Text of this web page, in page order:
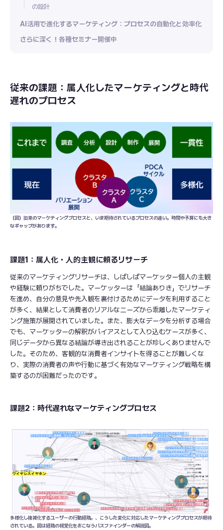
の設計
AI活用で進化するマーケティング：プロセスの自動化と効率化
さらに深く！各種セミナー開催中
従来の課題：属人化したマーケティングと時代
遅れのプロセス
（図）旧来のマーケティングプロセスと、いま期待されているプロセスの違い。時間や予算にも大き
なギャップがあります。
課題1：属人化・人的主観に頼るリサーチ
従来のマーケティングリサーチは、しばしばマーケッター個人の主観
や経験に頼りがちでした。マーケッターは「結論ありき」でリサーチ
を進め、自分の意見や先入観を裏付けるためにデータを利用すること
が多く、結果として消費者のリアルなニーズから乖離したマーケティ
ング施策が展開されていました。また、膨大なデータを分析する場合
でも、マーケッターの解釈がバイアスとして入り込むケースが多く、
同じデータから異なる結論が導き出されることが珍しくありませんで
した。そのため、客観的な消費者インサイトを得ることが難しくな
り、実際の消費者の声や行動に基づく有効なマーケティング戦略を構
築するのが困難だったのです。
課題2：時代遅れなマーケティングプロセス
多様化し複雑化するユーザーの行動経路。、こうした変化に対応したマーケティングプロセスが期待
されている。図は経路の視覚化をおこなうパスファインダーの解説図。